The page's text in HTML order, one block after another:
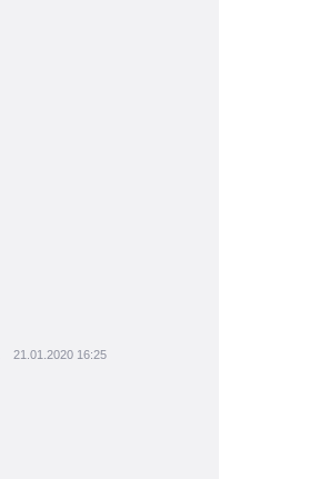
21.01.2020 16:25